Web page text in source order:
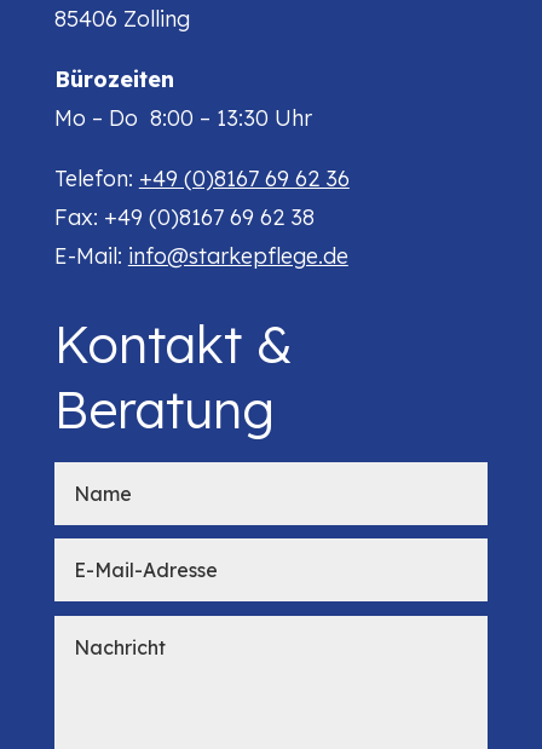
85406 Zolling
Bürozeiten
Mo – Do 8:00 – 13:30 Uhr
Telefon: +49 (0)8167 69 62 36
Fax: +49 (0)8167 69 62 38
E-Mail: info@starkepflege.de
Kontakt &
Beratung